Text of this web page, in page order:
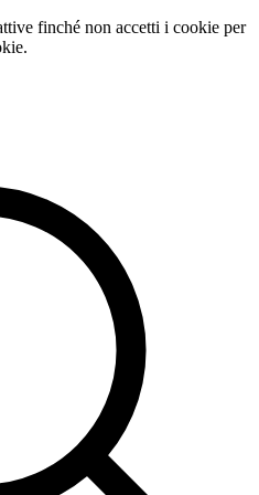
finché non accetti i cookie per